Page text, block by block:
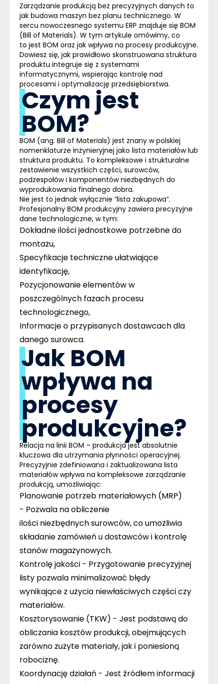
Zarządzanie produkcją bez precyzyjnych danych to
jak budowa maszyn bez planu technicznego. W
sercu nowoczesnego systemu ERP znajduje się BOM
(Bill of Materials). W tym artykule omówimy, co
to jest BOM oraz jak wpływa na procesy produkcyjne.
Dowiesz się, jak prawidłowo skonstruowana struktura
produktu integruje się z systemami
informatycznymi, wspierając kontrolę nad
procesami i optymalizację przedsiębiorstwa.
Czym jest
BOM?
BOM (ang. Bill of Materials) jest znany w polskiej
nomenklaturze inżynieryjnej jako lista materiałów lub
struktura produktu. To kompleksowe i strukturalne
zestawienie wszystkich części, surowców,
podzespołów i komponentów niezbędnych do
wyprodukowania finalnego dobra.
Nie jest to jednak wyłącznie “lista zakupowa”.
Profesjonalny BOM produkcyjny zawiera precyzyjne
dane technologiczne, w tym:
Dokładneilości jednostkowe potrzebne do
montażu,
Specyfikacje techniczneułatwiające
identyfikację,
Pozycjonowanie elementóww
poszczególnych fazach procesu
technologicznego,
Informacje o przypisanych dostawcachdla
danego surowca.
Jak BOM
wpływa na
procesy
produkcyjne?
Relacja na linii BOM – produkcja jest absolutnie
kluczowa dla utrzymania płynności operacyjnej.
Precyzyjnie zdefiniowana i zaktualizowana lista
materiałów wpływa na kompleksowe zarządzanie
produkcją, umożliwiając:
Planowanie potrzeb materiałowych (MRP)
- Pozwala na obliczenie
ilości niezbędnych surowców, co umożliwia
składanie zamówień u dostawców i kontrolę
stanów magazynowych.
Kontrolę jakości - Przygotowanie precyzyjnej
listy pozwala minimalizować błędy
wynikające z użycia niewłaściwych części czy
materiałów.
Kosztorysowanie (TKW) - Jest podstawą do
obliczania kosztów produkcji, obejmujących
zarówno zużyte materiały, jak i poniesioną
robociznę.
Koordynację działań - Jest źródłem informacji